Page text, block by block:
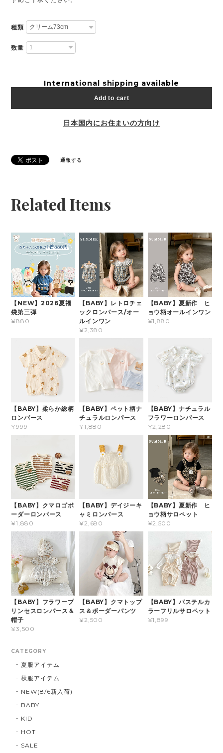
種類
数量
International shipping available
Add to cart
日本国内にお住まいの方向け
通報する
Related Items
【NEW】2026夏福
袋第三弾
¥880
【BABY】レトロチェ
ックロンパース/オー
ルインワン
¥2,380
【BABY】夏新作 ヒ
ョウ柄オールインワン
¥1,880
【BABY】柔らか総柄
ロンパース
¥999
【BABY】ペット柄ナ
チュラルロンパース
¥1,880
【BABY】ナチュラル
フラワーロンパース
¥2,280
【BABY】クマロゴボ
ーダーロンパース
¥1,880
【BABY】デイジーキ
ャミロンパース
¥2,680
【BABY】夏新作 ヒ
ョウ柄サロペット
¥2,500
【BABY】フラワープ
リンセスロンパース＆
帽子
¥3,500
【BABY】クマトップ
ス＆ボーダーパンツ
¥2,500
【BABY】パステルカ
ラーフリルサロペット
¥1,899
CATEGORY
夏服アイテム
秋服アイテム
NEW(8/6新入荷)
BABY
KID
HOT
SALE